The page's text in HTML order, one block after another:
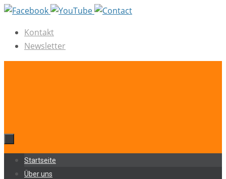
Zum
springenKontakt
Newsletter
Zum
Inhalt
Startseite
Über uns